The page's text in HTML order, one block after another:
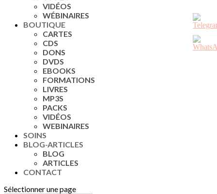
VIDÉOS
WÉBINAIRES
BOUTIQUE
CARTES
CDS
DONS
DVDS
EBOOKS
FORMATIONS
LIVRES
MP3S
PACKS
VIDÉOS
WEBINAIRES
SOINS
BLOG-ARTICLES
BLOG
ARTICLES
CONTACT
Sélectionner une page